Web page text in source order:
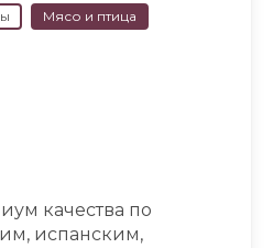
Мясо и птица
качества по
испанским,